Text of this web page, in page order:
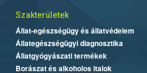
Szakterületek
Állat-egészségügy és állatvédelem
Állategészségügyi diagnosztika
Állatgyógyászati termékek
Borászat és alkoholos italok